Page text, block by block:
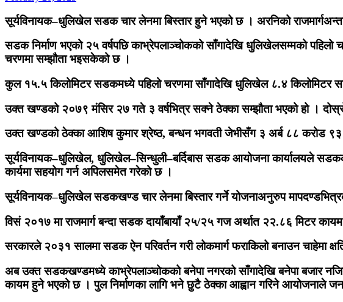
सूर्यविनायक–धुलिखेल सडक चार लेनमा बिस्तार हुने भएको छ । अरनिको
सडक निर्माण भएको २५ वर्षपछि काभ्रेपलाञ्चोकको साँगादेखि धुलिखेलसम्मको
चरणमा सम्झौता भइसकेको छ ।
कुल १५.५ किलोमिटर सडकमध्ये पहिलो चरणमा साँगादेखि धुलिखेल ८.४
उक्त खण्डको २०७९ मंसिर २७ गते ३ वर्षभित्र सक्ने ठेक्का सम्झौता भएको हो ।
उक्त खण्डको ठेक्का आशिष कुमार श्रेष्ठ, बन्धन भगवती जेभीसँग ३ अर्ब ८८ करोड
सूर्यविनायक–धुलिखेल, धुलिखेल–सिन्धुली–बर्दिबास सडक आयोजना कार्यालयले
कार्यमा सहयोग गर्न अपिलसमेत गरेको छ ।
सूर्यविनायक–धुलिखेल सडकखण्ड चार लेनमा बिस्तार गर्ने योजनाअनुरुप
विसं २०१७ मा राजमार्ग बन्दा सडक दायाँबायाँ २५/२५ गज अर्थात २२.८६ मिटर कायम
सरकारले २०३१ सालमा सडक ऐन परिवर्तन गरी लोकमार्ग फराकिलो बनाउन चाहेमा
अब उक्त सडकखण्डमध्ये काभ्रेपलाञ्चोकको बनेपा नगरको साँगादेखि बनेपा बजार
कायम हुने भएको छ । पुल निर्माणका लागि भने छुटै ठेक्का आह्वान गरिने आयोजनाले